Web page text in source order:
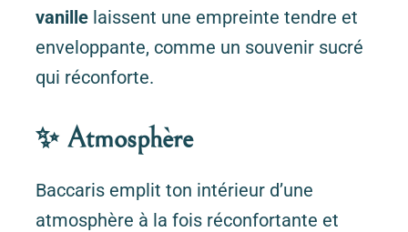
vanille laissent une empreinte tendre et
enveloppante, comme un souvenir sucré
qui réconforte.
✨ Atmosphère
Baccaris emplit ton intérieur d’une
atmosphère à la fois réconfortante et